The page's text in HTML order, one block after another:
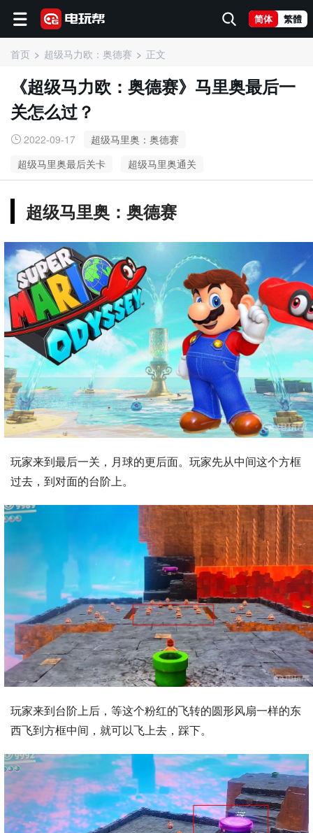
简体 繁體
首页 超级马力欧：奥德赛 正文
《超级马力欧：奥德赛》马里奥最后一
关怎么过？
2022-09-17
超级马里奥：奥德赛
超级马里奥最后关卡
超级马里奥通关
超级马里奥：奥德赛
玩家来到最后一关，月球的更后面。玩家先从中间这个方框
过去，到对面的台阶上。
玩家来到台阶上后，等这个粉红的飞转的圆形风扇一样的东
西飞到方框中间，就可以飞上去，踩下。